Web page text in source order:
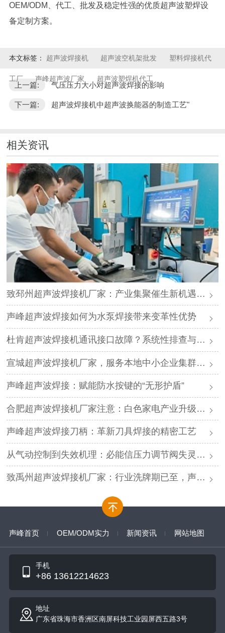
OEM/ODM、代工、批发及稳定性强的优质超声波塑焊设
备定制方案。
本文标签： 超声波焊接机 超声波空机架批发 塑料焊接机代
工厂 声峰超声波厂家 超声波塑焊机代工
上一篇: 气压压力大小对超声波焊接的影响
下一篇: 超声波焊接机中超声波换能器的制造工艺"
相关资讯
致邳州超声波焊接机厂家：产业集聚催生新机遇，声峰源头工厂邀您抱团发展
声峰超声波焊接如何为水泵焊接带来变革性优势
杜肯超声波焊接机通讯接口故障？系统性排查与专业解决方案
宣城超声波焊接机厂家，服务本地中小企业集群，声峰ODM贴牌助您轻装上阵
声峰超声波焊接：赋能防水按键的“无形护盾”
合肥超声波焊接机厂家注意：白色家电产业升级，声峰源头工厂诚邀加盟
声峰超声波焊接刀柄：革新刀具焊接的精密工艺
从气动控制到失效机理：必能信压力调节阀失灵的深度解析与专业修复
致禹州超声波焊接机厂家：行业洗牌期已至，声峰源头工厂邀您抱团取暖
声峰首页 OEM/ODM实力 新闻资讯 网站地图
手机
+86 13612214623
地址
广东省珠海市香洲区南屏科技工业园屏西五路3号